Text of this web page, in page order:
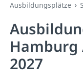
Ausbildungsplätze
Hamburg
2027